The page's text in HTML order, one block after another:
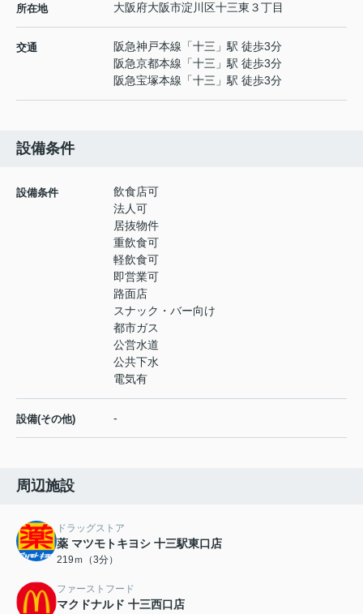
所在地 大阪府大阪市淀川区十三東 ３丁目
交通 阪急神戸本線 「十三 」駅 徒歩3分
阪急京都本線 「十三 」駅 徒歩3分
阪急宝塚本線 「十三 」駅 徒歩3分
設備条件
設備条件
飲食店可
法人可
居抜物件
重飲食可
軽飲食可
即営業可
路面店
スナック・バー向け
都市ガス
公営水道
公共下水
電気有
設備(その他) -
周辺施設
ドラッグストア
薬 マツモトキヨシ 十三駅東口店
219ｍ（3分）
ファーストフード
マクドナルド 十三西口店